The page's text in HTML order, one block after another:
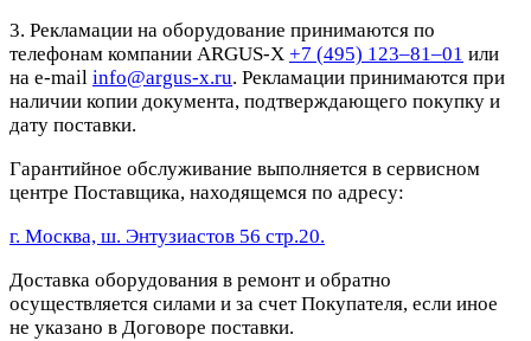
3. Рекламации на оборудование принимаются по
телефонам компании ARGUS-X +7 (495) 123–81–01 или
на e-mail info@argus-x.ru. Рекламации принимаются при
наличии копии документа, подтверждающего покупку и
дату поставки.
Гарантийное обслуживание выполняется в сервисном
центре Поставщика, находящемся по адресу:
г. Москва, ш. Энтузиастов 56 стр.20.
Доставка оборудования в ремонт и обратно
осуществляется силами и за счет Покупателя, если иное
не указано в Договоре поставки.